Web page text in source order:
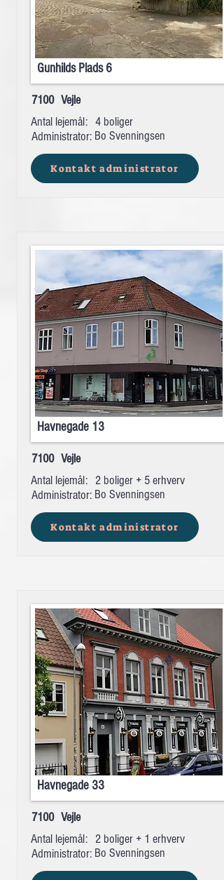
Gunhilds Plads 6
7100 Vejle
Antal lejemål:
Administrator:
4 boliger
Bo Svenningsen
Kontakt administrator
Havnegade 13
7100 Vejle
Antal lejemål:
Administrator:
2 boliger + 5 erhverv
Bo Svenningsen
Kontakt administrator
Havnegade 33
7100 Vejle
Antal lejemål:
Administrator:
2 boliger + 1 erhverv
Bo Svenningsen